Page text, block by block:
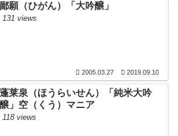
鄙願（ひがん）「大吟醸」
131 views
2005.03.27 2019.09.10
蓬莱泉（ほうらいせん）「純米大吟
醸」空（くう）マニア
118 views